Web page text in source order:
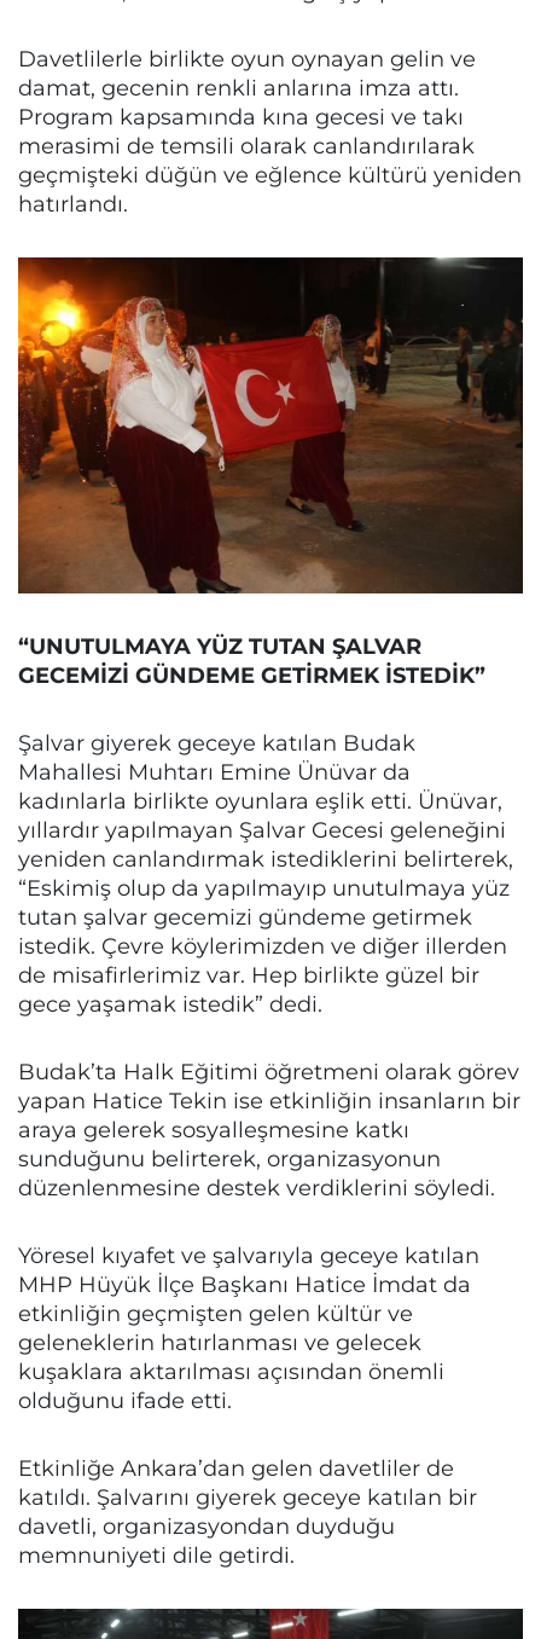
Davetlilerle birlikte oyun oynayan gelin ve
damat, gecenin renkli anlarına imza attı.
Program kapsamında kına gecesi ve takı
merasimi de temsili olarak canlandırılarak
geçmişteki düğün ve eğlence kültürü yeniden
hatırlandı.
“UNUTULMAYA YÜZ TUTAN ŞALVAR
GECEMİZİ GÜNDEME GETİRMEK İSTEDİK”
Şalvar giyerek geceye katılan Budak
Mahallesi Muhtarı Emine Ünüvar da
kadınlarla birlikte oyunlara eşlik etti. Ünüvar,
yıllardır yapılmayan Şalvar Gecesi geleneğini
yeniden canlandırmak istediklerini belirterek,
“Eskimiş olup da yapılmayıp unutulmaya yüz
tutan şalvar gecemizi gündeme getirmek
istedik. Çevre köylerimizden ve diğer illerden
de misafirlerimiz var. Hep birlikte güzel bir
gece yaşamak istedik” dedi.
Budak’ta Halk Eğitimi öğretmeni olarak görev
yapan Hatice Tekin ise etkinliğin insanların bir
araya gelerek sosyalleşmesine katkı
sunduğunu belirterek, organizasyonun
düzenlenmesine destek verdiklerini söyledi.
Yöresel kıyafet ve şalvarıyla geceye katılan
MHP Hüyük İlçe Başkanı Hatice İmdat da
etkinliğin geçmişten gelen kültür ve
geleneklerin hatırlanması ve gelecek
kuşaklara aktarılması açısından önemli
olduğunu ifade etti.
Etkinliğe Ankara’dan gelen davetliler de
katıldı. Şalvarını giyerek geceye katılan bir
davetli, organizasyondan duyduğu
memnuniyeti dile getirdi.